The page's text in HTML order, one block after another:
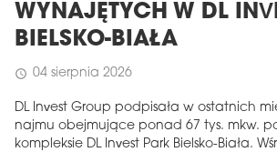
WYNAJĘTYCH W DL
BIELSKO-BIAŁA
schedule 04 sierpnia 2026
DL Invest Group podpisała w ostatnich
najmu obejmujące ponad 67 tys. mkw.
kompleksie DL Invest Park Bielsko-Biała.